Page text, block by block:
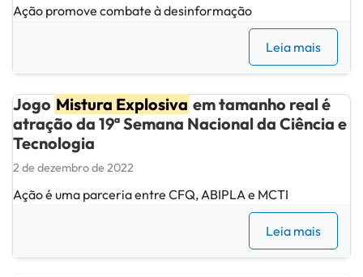
Ação promove combate à desinformação
Leia mais
Jogo Mistura Explosiva em tamanho real é
atração da 19ª Semana Nacional da Ciência e
Tecnologia
2 de dezembro de 2022
Ação é uma parceria entre CFQ, ABIPLA e MCTI
Leia mais